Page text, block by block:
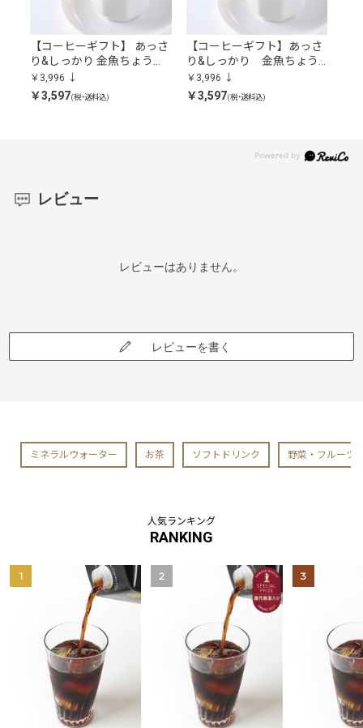
【コーヒーギフト】 あっさ
り&しっかり 金魚ちょうち
んブレンド（粉）
￥3,996
￥3,597(税・送料込)
【コーヒーギフト】あっさ
り&しっかり 金魚ちょう
ちんブレンド（豆）
￥3,996
￥3,597(税・送料込)
レビュー
レビューはありません。
レビューを書く
ミネラルウォーター お茶 ソフトドリンク 野菜・フルーツ
人気ランキング
RANKING
1 2 3